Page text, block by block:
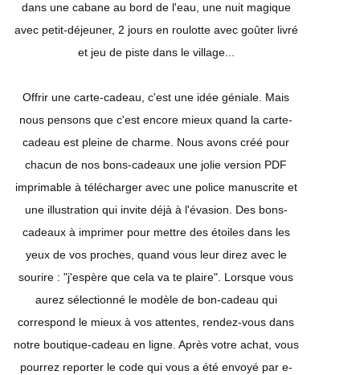
dans une cabane au bord de l'eau, une nuit magique
avec petit-déjeuner, 2 jours en roulotte avec goûter livré
et jeu de piste dans le village...
Offrir une carte-cadeau, c'est une idée géniale. Mais
nous pensons que c'est encore mieux quand la carte-
cadeau est pleine de charme. Nous avons créé pour
chacun de nos bons-cadeaux une jolie version PDF
imprimable à télécharger avec une police manuscrite et
une illustration qui invite déjà à l'évasion. Des bons-
cadeaux à imprimer pour mettre des étoiles dans les
yeux de vos proches, quand vous leur direz avec le
sourire : "j'espère que cela va te plaire". Lorsque vous
aurez sélectionné le modèle de bon-cadeau qui
correspond le mieux à vos attentes, rendez-vous dans
notre boutique-cadeau en ligne. Après votre achat, vous
pourrez reporter le code qui vous a été envoyé par e-